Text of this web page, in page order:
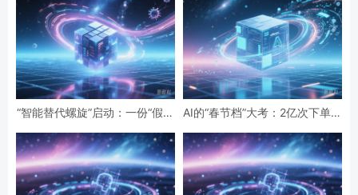
“智能替代螺旋”启动：一份“假设
经济通缩
AI的“春节档”大考：2亿次下单与
数据红利与隐忧